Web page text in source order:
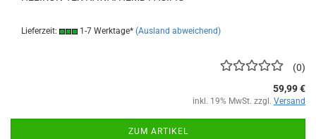
Lieferzeit: 1-7 Werktage* (Ausland abweichend)
0
59,99 €
inkl. 19% MwSt. zzgl. Versand
ZUM ARTIKEL